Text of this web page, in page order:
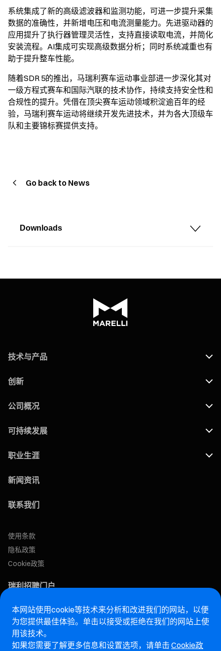
系统集成了新的高级滤波器和监测功能，可进一步提升采集
数据的准确性，并新增电压和电流测量能力。先进驱动器的
应用提升了执行器管理灵活性，支持直接读取电流，并简化
安装流程。AI集成可实现高级数据分析；同时系统减重也有
助于提升整车性能。
随着SDR 5的推出，马瑞利赛车运动事业部进一步深化其对
一级方程式赛车和国际汽联的技术协作，持续支持安全性和
合规性的提升。凭借在顶尖赛车运动领域积淀逾百年的经
验，马瑞利赛车运动将继续开发先进技术，并为各大顶级车
队和主要锦标赛提供支持。
Go back to News
Downloads
技术与产品
创新
公司概况
可持续发展
职业生涯
新闻资讯
联系我们
使用条款
隐私政策
Cookie政策
瑞利招聘门户
售后网站
马瑞利诚信热线网站
本网站使用cookie等技术来分析和改进我们的网站，以便
为您提供最佳体验。单击以接受或拒绝在我们的网站上使
用该技术。
如果您需要了解更多信息和设置选项，请单击 Cookie政